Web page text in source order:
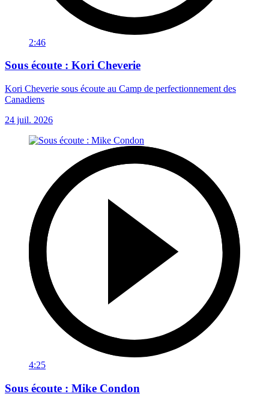
2:46
Sous écoute : Kori Cheverie
Kori Cheverie sous écoute au Camp de perfectionnement des
Canadiens
24 juil. 2026
4:25
Sous écoute : Mike Condon